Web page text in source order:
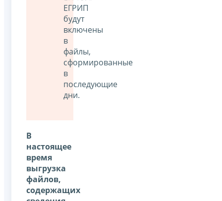
ЕГРИП
будут
включены
в
файлы,
сформированные
в
последующие
дни.
В
настоящее
время
выгрузка
файлов,
содержащих